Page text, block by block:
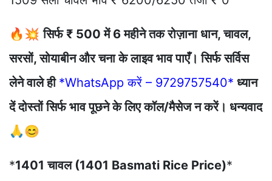
🔥💥सिर्फ ₹ 500 में 6 महीने तक रोज़ाना धान, चावल,
सरसों, सोयाबीन और चना के लाइव भाव पाएँ। सिर्फ सर्विस
लेने वाले ही *WhatsApp करें – 9729757540* ध्यान
दें दोस्तों सिर्फ भाव पूछने के लिए कॉल/मैसेज न करें। धन्यवाद
🙏😊
*1401 चावल (1401 Basmati Rice Price)*